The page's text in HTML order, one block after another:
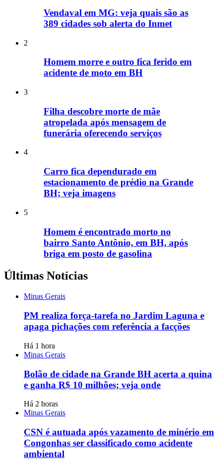
Vendaval em MG: veja quais são as
389 cidades sob alerta do Inmet
2
Homem morre e outro fica ferido em
acidente de moto em BH
3
Filha descobre morte de mãe
atropelada após mensagem de
funerária oferecendo serviços
4
Carro fica dependurado em
estacionamento de prédio na Grande
BH; veja imagens
5
Homem é encontrado morto no
bairro Santo Antônio, em BH, após
briga em posto de gasolina
Últimas Notícias
Minas Gerais
PM realiza força-tarefa no Jardim Laguna e
apaga pichações com referência a facções
Há 1 hora
Minas Gerais
Bolão de cidade na Grande BH acerta a quina
e ganha R$ 10 milhões; veja onde
Há 2 horas
Minas Gerais
CSN é autuada após vazamento de minério em
Congonhas ser classificado como acidente
ambiental